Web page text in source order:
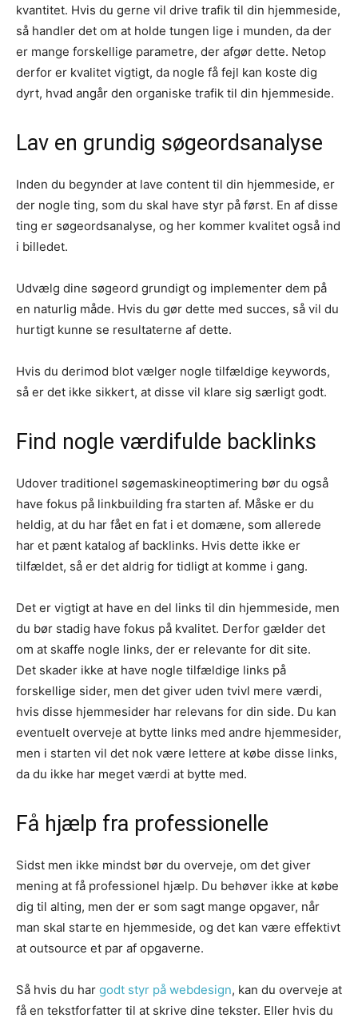
kvantitet. Hvis du gerne vil drive trafik til din hjemmeside,
så handler det om at holde tungen lige i munden, da der
er mange forskellige parametre, der afgør dette. Netop
derfor er kvalitet vigtigt, da nogle få fejl kan koste dig
dyrt, hvad angår den organiske trafik til din hjemmeside.
Lav en grundig søgeordsanalyse
Inden du begynder at lave content til din hjemmeside, er
der nogle ting, som du skal have styr på først. En af disse
ting er søgeordsanalyse, og her kommer kvalitet også ind
i billedet.
Udvælg dine søgeord grundigt og implementer dem på
en naturlig måde. Hvis du gør dette med succes, så vil du
hurtigt kunne se resultaterne af dette.
Hvis du derimod blot vælger nogle tilfældige keywords,
så er det ikke sikkert, at disse vil klare sig særligt godt.
Find nogle værdifulde backlinks
Udover traditionel søgemaskineoptimering bør du også
have fokus på linkbuilding fra starten af. Måske er du
heldig, at du har fået en fat i et domæne, som allerede
har et pænt katalog af backlinks. Hvis dette ikke er
tilfældet, så er det aldrig for tidligt at komme i gang.
Det er vigtigt at have en del links til din hjemmeside, men
du bør stadig have fokus på kvalitet. Derfor gælder det
om at skaffe nogle links, der er relevante for dit site.
Det skader ikke at have nogle tilfældige links på
forskellige sider, men det giver uden tvivl mere værdi,
hvis disse hjemmesider har relevans for din side. Du kan
eventuelt overveje at bytte links med andre hjemmesider,
men i starten vil det nok være lettere at købe disse links,
da du ikke har meget værdi at bytte med.
Få hjælp fra professionelle
Sidst men ikke mindst bør du overveje, om det giver
mening at få professionel hjælp. Du behøver ikke at købe
dig til alting, men der er som sagt mange opgaver, når
man skal starte en hjemmeside, og det kan være effektivt
at outsource et par af opgaverne.
Så hvis du har godt styr på webdesign, kan du overveje at
få en tekstforfatter til at skrive dine tekster. Eller hvis du